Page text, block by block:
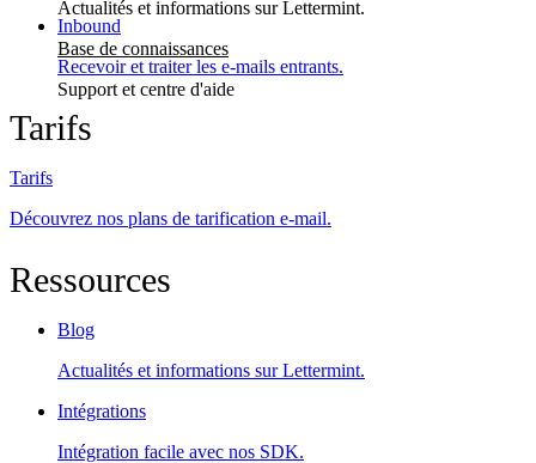
Actualités et informations sur Lettermint.
Base de connaissances
Support et centre d'aide
Inbound
Recevoir et traiter les e-mails entrants.
Tarifs
Tarifs
Découvrez nos plans de tarification e-mail.
Ressources
Blog
Actualités et informations sur Lettermint.
Intégrations
Intégration facile avec nos SDK.